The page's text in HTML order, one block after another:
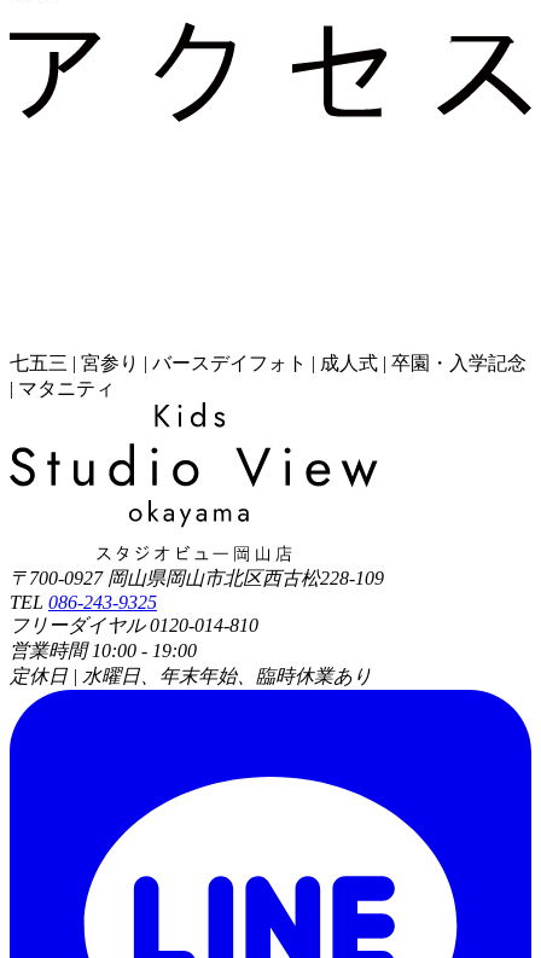
七五三 | 宮参り | バースデイフォト | 成人式 | 卒園・入学記念
| マタニティ
〒700-0927 岡山県岡山市北区西古松228-109
TEL 086-243-9325
フリーダイヤル 0120-014-810
営業時間 10:00 - 19:00
定休日 | 水曜日、年末年始、臨時休業あり